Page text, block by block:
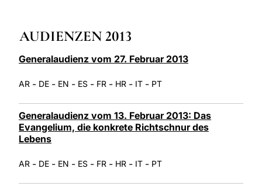
AUDIENZEN 2013
Generalaudienz vom 27. Februar 2013
AR - DE - EN - ES - FR - HR - IT - PT
Generalaudienz vom 13. Februar 2013: Das
Evangelium, die konkrete Richtschnur des
Lebens
AR - DE - EN - ES - FR - HR - IT - PT